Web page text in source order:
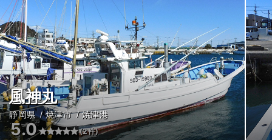
風神丸
静岡県 焼津市 焼津港
5.0 (2件)